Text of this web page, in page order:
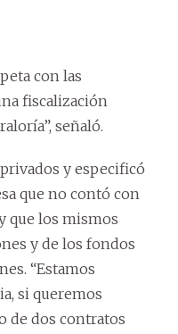
con las
fiscalización
señaló.
y especificó
que no contó con
que los mismos
y de los fondos
“Estamos
si queremos
de dos contratos